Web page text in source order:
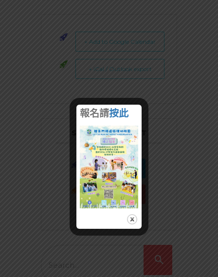
+ Add to Google Calendar
+ iCal / Outlook export
SHARE THIS EVENT
報名請按此